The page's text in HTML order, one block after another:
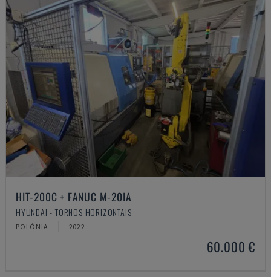
HIT-200C + FANUC M-20IA
HYUNDAI - TORNOS HORIZONTAIS
POLÓNIA 2022
60.000 €